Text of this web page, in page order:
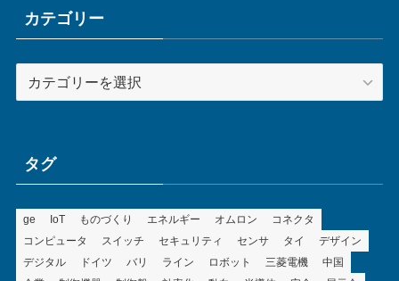
ブカテゴリー
テ
ータグ
ge IoT ものづくり エネルギー オムロン
コネクタ
コンピュータ
スイッチ セキュリティ センサ タイ
デザイン
デジタル
ドイツ バリ ライン ロボット 三菱電機
中国